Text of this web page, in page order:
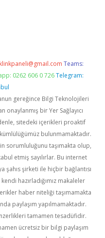
Teams:
0262 606 0 726 Telegram:
gereğince Bilgi Teknolojileri
onaylanmış bir Yer Sağlayıcı
sitedeki içerikleri proaktif
bulunmamaktadır.
sorumluluğunu taşımakta olup,
etmiş sayılırlar. Bu internet
şahıs şirketi ile hiçbir bağlantısı
hazırladığımız makaleler
haber niteliği taşımamakta
paylaşım yapılmamaktadır.
tamamen tesadüfidir.
ücretsiz bir bilgi paylaşım